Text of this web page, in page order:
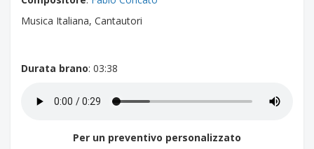
Musica Italiana, Cantautori
Durata brano: 03:38
Per un preventivo personalizzato